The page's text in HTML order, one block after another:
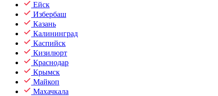
Ейск
Избербаш
Казань
Калининград
Каспийск
Кизилюрт
Краснодар
Крымск
Майкоп
Махачкала